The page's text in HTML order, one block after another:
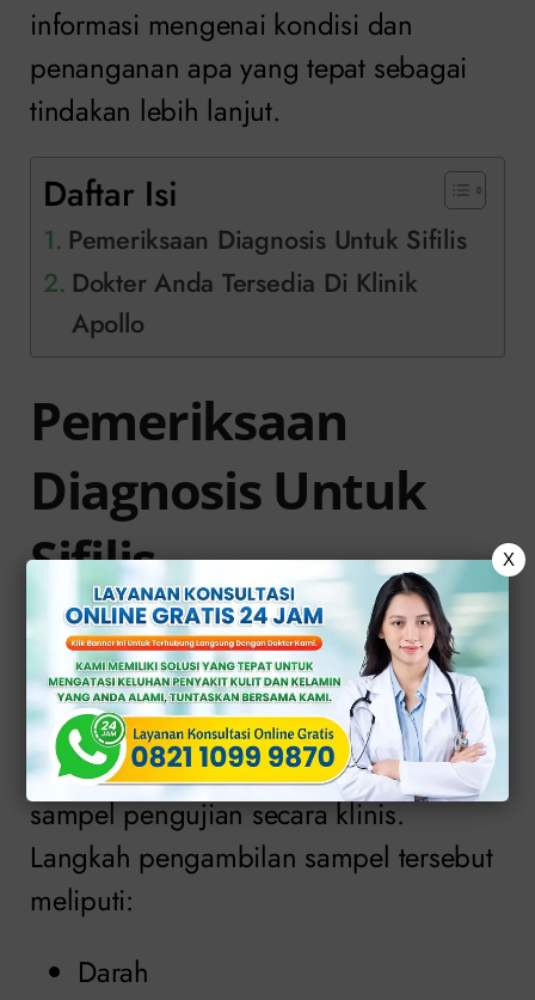
informasi mengenai kondisi dan
penanganan apa yang tepat sebagai
tindakan lebih lanjut.
Daftar Isi
Pemeriksaan Diagnosis Untuk Sifilis
Dokter Anda Tersedia Di Klinik
Apollo
Pemeriksaan
Diagnosis Untuk
Sifilis
Untuk bisa menentukan cara mengobati
sifilis tersier, Anda akan membutuhkan
pemeriksaan diagnosis, dan tindakan
tersebut dapat melibatkan pengambilan
sampel pengujian secara klinis.
Langkah pengambilan sampel tersebut
meliputi:
Darah
X